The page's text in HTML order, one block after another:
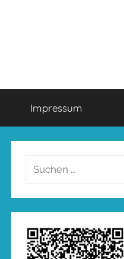
Impressum
Suchen